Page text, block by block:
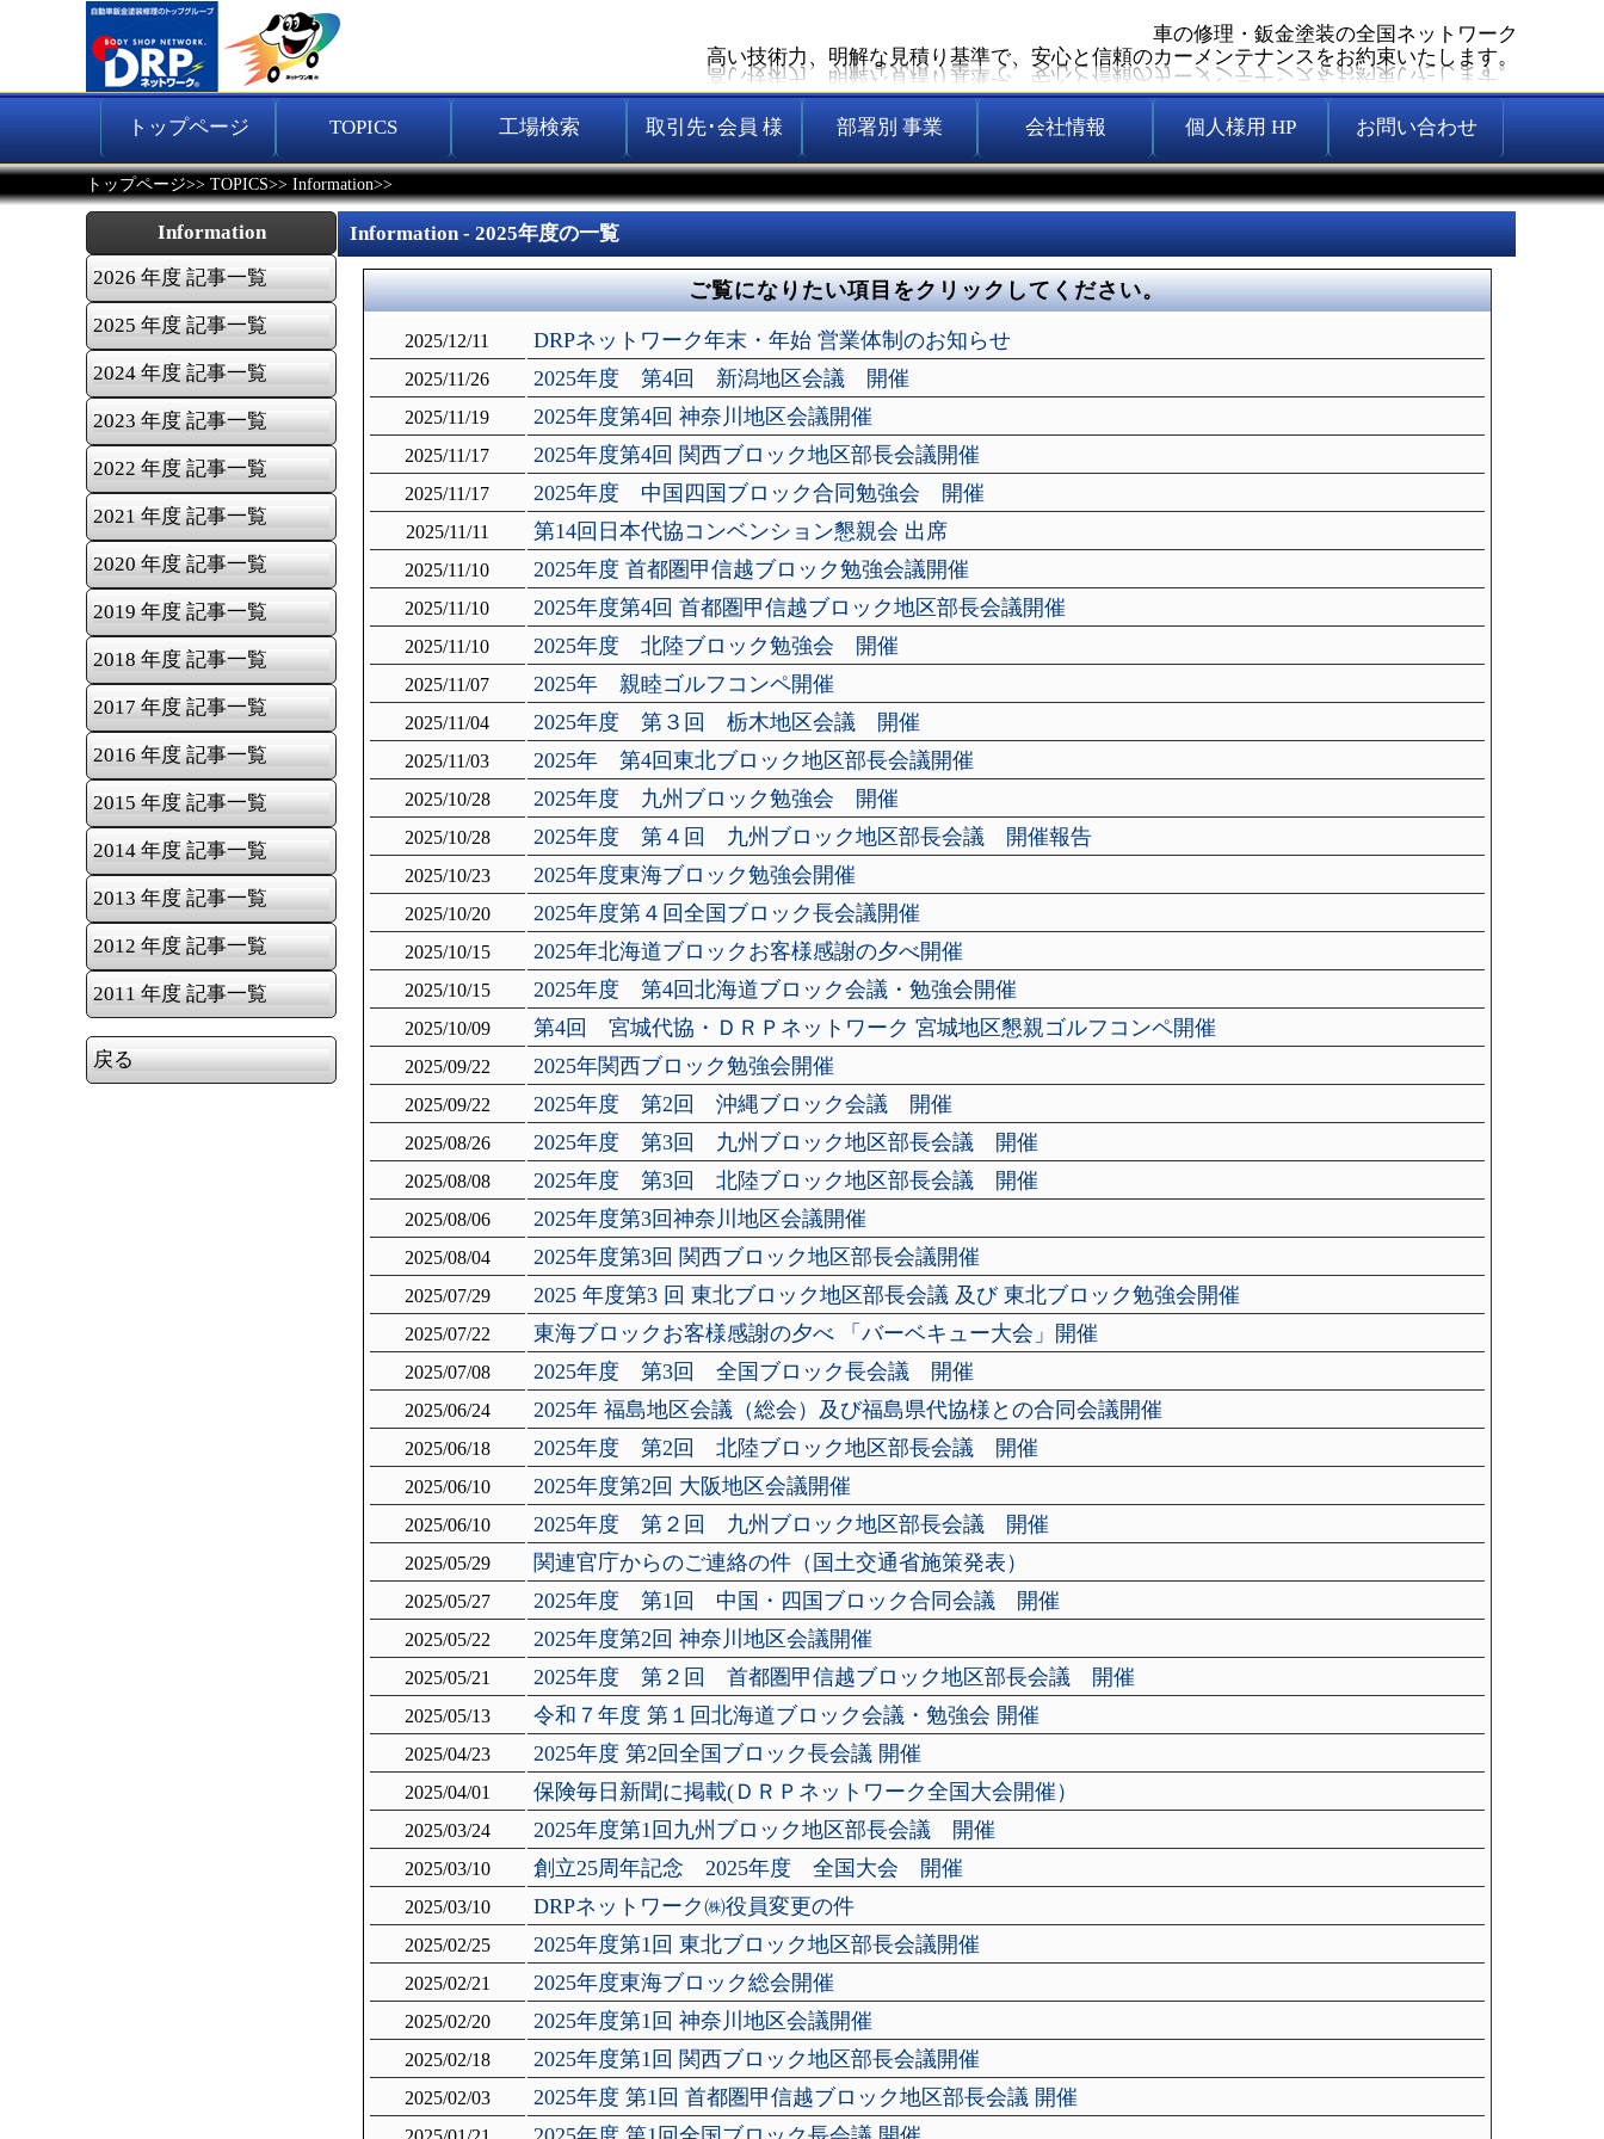
車の修理・鈑金塗装の全国ネットワーク
高い技術力、明解な見積り基準で、安心と信頼のカーメンテナンスをお約束いたします。
トップページ TOPICS 工場検索 取引先･会員 様 部署別 事業 会社情報 個人様用 HP お問い合わせ
トップページ>> TOPICS>> Information>>
Information
2026 年度 記事一覧
2025 年度 記事一覧
2024 年度 記事一覧
2023 年度 記事一覧
2022 年度 記事一覧
2021 年度 記事一覧
2020 年度 記事一覧
2019 年度 記事一覧
2018 年度 記事一覧
2017 年度 記事一覧
2016 年度 記事一覧
2015 年度 記事一覧
2014 年度 記事一覧
2013 年度 記事一覧
2012 年度 記事一覧
2011 年度 記事一覧
戻る
Information - 2025年度の一覧
ご覧になりたい項目をクリックしてください。
2025/12/11 DRPネットワーク年末・年始 営業体制のお知らせ
2025/11/26 2025年度 第4回 新潟地区会議 開催
2025/11/19 2025年度第4回 神奈川地区会議開催
2025/11/17 2025年度第4回 関西ブロック地区部長会議開催
2025/11/17 2025年度 中国四国ブロック合同勉強会 開催
2025/11/11 第14回日本代協コンベンション懇親会 出席
2025/11/10 2025年度 首都圏甲信越ブロック勉強会議開催
2025/11/10 2025年度第4回 首都圏甲信越ブロック地区部長会議開催
2025/11/10 2025年度 北陸ブロック勉強会 開催
2025/11/07 2025年 親睦ゴルフコンペ開催
2025/11/04 2025年度 第３回 栃木地区会議 開催
2025/11/03 2025年 第4回東北ブロック地区部長会議開催
2025/10/28 2025年度 九州ブロック勉強会 開催
2025/10/28 2025年度 第４回 九州ブロック地区部長会議 開催報告
2025/10/23 2025年度東海ブロック勉強会開催
2025/10/20 2025年度第４回全国ブロック長会議開催
2025/10/15 2025年北海道ブロックお客様感謝の夕べ開催
2025/10/15 2025年度 第4回北海道ブロック会議・勉強会開催
2025/10/09 第4回 宮城代協・ＤＲＰネットワーク 宮城地区懇親ゴルフコンペ開催
2025/09/22 2025年関西ブロック勉強会開催
2025/09/22 2025年度 第2回 沖縄ブロック会議 開催
2025/08/26 2025年度 第3回 九州ブロック地区部長会議 開催
2025/08/08 2025年度 第3回 北陸ブロック地区部長会議 開催
2025/08/06 2025年度第3回神奈川地区会議開催
2025/08/04 2025年度第3回 関西ブロック地区部長会議開催
2025/07/29 2025 年度第3 回 東北ブロック地区部長会議 及び 東北ブロック勉強会開催
2025/07/22 東海ブロックお客様感謝の夕べ 「バーベキュー大会」開催
2025/07/08 2025年度 第3回 全国ブロック長会議 開催
2025/06/24 2025年 福島地区会議（総会）及び福島県代協様との合同会議開催
2025/06/18 2025年度 第2回 北陸ブロック地区部長会議 開催
2025/06/10 2025年度第2回 大阪地区会議開催
2025/06/10 2025年度 第２回 九州ブロック地区部長会議 開催
2025/05/29 関連官庁からのご連絡の件（国土交通省施策発表）
2025/05/27 2025年度 第1回 中国・四国ブロック合同会議 開催
2025/05/22 2025年度第2回 神奈川地区会議開催
2025/05/21 2025年度 第２回 首都圏甲信越ブロック地区部長会議 開催
2025/05/13 令和７年度 第１回北海道ブロック会議・勉強会 開催
2025/04/23 2025年度 第2回全国ブロック長会議 開催
2025/04/01 保険毎日新聞に掲載(ＤＲＰネットワーク全国大会開催）
2025/03/24 2025年度第1回九州ブロック地区部長会議 開催
2025/03/10 創立25周年記念 2025年度 全国大会 開催
2025/03/10 DRPネットワーク㈱役員変更の件
2025/02/25 2025年度第1回 東北ブロック地区部長会議開催
2025/02/21 2025年度東海ブロック総会開催
2025/02/20 2025年度第1回 神奈川地区会議開催
2025/02/18 2025年度第1回 関西ブロック地区部長会議開催
2025/02/03 2025年度 第1回 首都圏甲信越ブロック地区部長会議 開催